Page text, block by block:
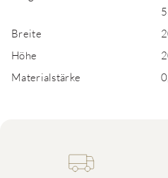
Breite
Höhe
Materialstärke